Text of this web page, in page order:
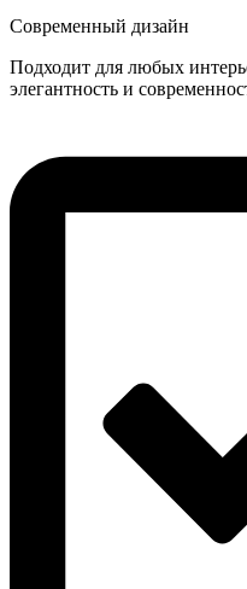
Современный дизайн
Подходит для любых
элегантность и